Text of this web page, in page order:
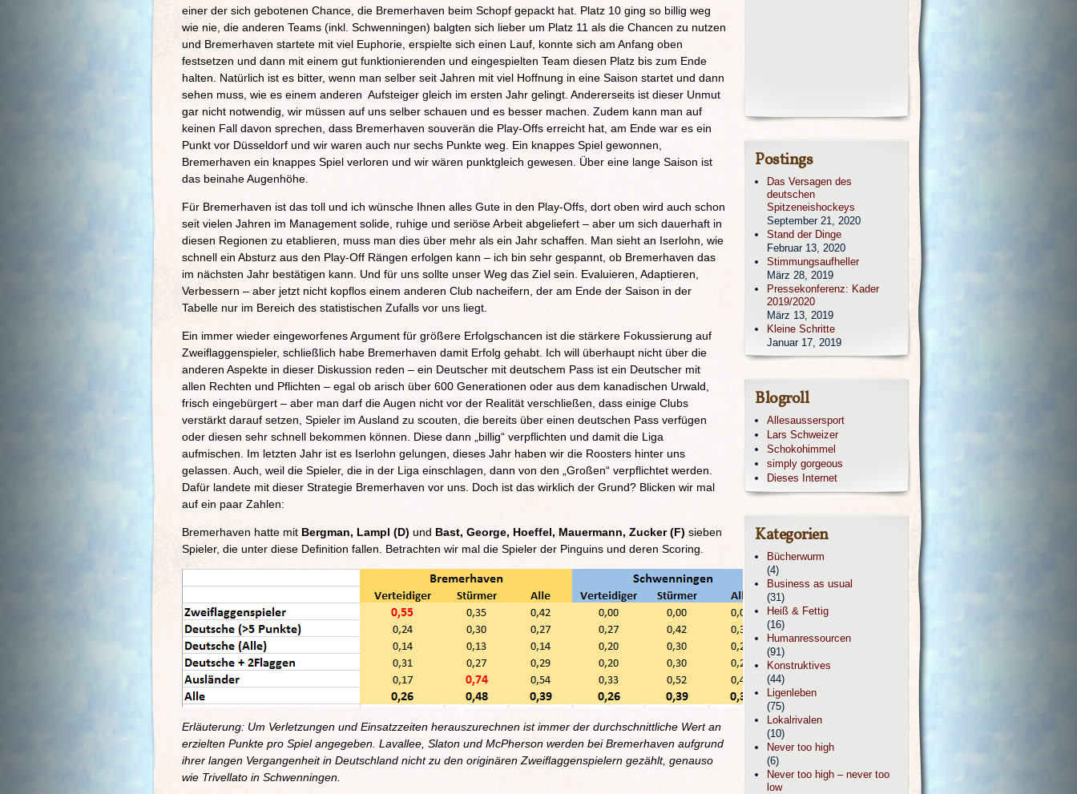
einer der sich gebotenen Chance, die Bremerhaven beim Schopf gepackt hat. Platz 10 ging so billig weg
wie nie, die anderen Teams (inkl. Schwenningen) balgten sich lieber um Platz 11 als die Chancen zu nutzen
und Bremerhaven startete mit viel Euphorie, erspielte sich einen Lauf, konnte sich am Anfang oben
festsetzen und dann mit einem gut funktionierenden und eingespielten Team diesen Platz bis zum Ende
halten. Natürlich ist es bitter, wenn man selber seit Jahren mit viel Hoffnung in eine Saison startet und dann
sehen muss, wie es einem anderen Aufsteiger gleich im ersten Jahr gelingt. Andererseits ist dieser Unmut
gar nicht notwendig, wir müssen auf uns selber schauen und es besser machen. Zudem kann man auf
keinen Fall davon sprechen, dass Bremerhaven souverän die Play-Offs erreicht hat, am Ende war es ein
Punkt vor Düsseldorf und wir waren auch nur sechs Punkte weg. Ein knappes Spiel gewonnen,
Bremerhaven ein knappes Spiel verloren und wir wären punktgleich gewesen. Über eine lange Saison ist
das beinahe Augenhöhe.
Für Bremerhaven ist das toll und ich wünsche Ihnen alles Gute in den Play-Offs, dort oben wird auch schon
seit vielen Jahren im Management solide, ruhige und seriöse Arbeit abgeliefert – aber um sich dauerhaft in
diesen Regionen zu etablieren, muss man dies über mehr als ein Jahr schaffen. Man sieht an Iserlohn, wie
schnell ein Absturz aus den Play-Off Rängen erfolgen kann – ich bin sehr gespannt, ob Bremerhaven das
im nächsten Jahr bestätigen kann. Und für uns sollte unser Weg das Ziel sein. Evaluieren, Adaptieren,
Verbessern – aber jetzt nicht kopflos einem anderen Club nacheifern, der am Ende der Saison in der
Tabelle nur im Bereich des statistischen Zufalls vor uns liegt.
Ein immer wieder eingeworfenes Argument für größere Erfolgschancen ist die stärkere Fokussierung auf
Zweiflaggenspieler, schließlich habe Bremerhaven damit Erfolg gehabt. Ich will überhaupt nicht über die
anderen Aspekte in dieser Diskussion reden – ein Deutscher mit deutschem Pass ist ein Deutscher mit
allen Rechten und Pflichten – egal ob arisch über 600 Generationen oder aus dem kanadischen Urwald,
frisch eingebürgert – aber man darf die Augen nicht vor der Realität verschließen, dass einige Clubs
verstärkt darauf setzen, Spieler im Ausland zu scouten, die bereits über einen deutschen Pass verfügen
oder diesen sehr schnell bekommen können. Diese dann „billig“ verpflichten und damit die Liga
aufmischen. Im letzten Jahr ist es Iserlohn gelungen, dieses Jahr haben wir die Roosters hinter uns
gelassen. Auch, weil die Spieler, die in der Liga einschlagen, dann von den „Großen“ verpflichtet werden.
Dafür landete mit dieser Strategie Bremerhaven vor uns. Doch ist das wirklich der Grund? Blicken wir mal
auf ein paar Zahlen:
Bremerhaven hatte mit Bergman, Lampl (D) und Bast, George, Hoeffel, Mauermann, Zucker (F) sieben
Spieler, die unter diese Definition fallen. Betrachten wir mal die Spieler der Pinguins und deren Scoring.
Erläuterung: Um Verletzungen und Einsatzzeiten herauszurechnen ist immer der durchschnittliche Wert an
erzielten Punkte pro Spiel angegeben. Lavallee, Slaton und McPherson werden bei Bremerhaven aufgrund
ihrer langen Vergangenheit in Deutschland nicht zu den originären Zweiflaggenspielern gezählt, genauso
wie Trivellato in Schwenningen.
Postings
Das Versagen des
deutschen
Spitzeneishockeys
September 21, 2020
Stand der Dinge
Februar 13, 2020
Stimmungsaufheller
März 28, 2019
Pressekonferenz: Kader
2019/2020
März 13, 2019
Kleine Schritte
Januar 17, 2019
Blogroll
Allesaussersport
Lars Schweizer
Schokohimmel
simply gorgeous
Dieses Internet
Kategorien
Bücherwurm
(4)
Business as usual
(31)
Heiß & Fettig
(16)
Humanressourcen
(91)
Konstruktives
(44)
Ligenleben
(75)
Lokalrivalen
(10)
Never too high
(6)
Never too high – never too
low